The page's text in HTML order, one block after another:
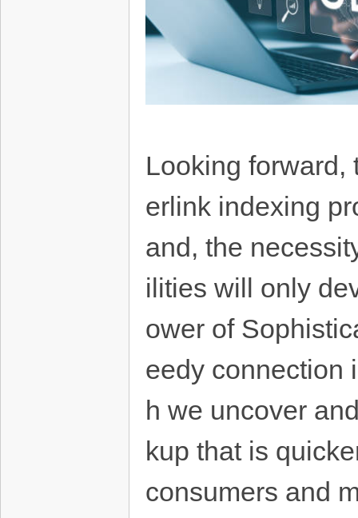
Looking forward,
erlink indexing
and, the
ilities will only
ower of
eedy connection
h we uncover
kup that is
consumers and